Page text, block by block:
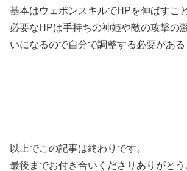
基本はウェポンスキルでHPを伸ばすこ
必要なHPは手持ちの神姫や敵の攻撃の
いになるので自分で調整する必要がある
以上でこの記事は終わりです。
最後までお付き合いくださりありがとう